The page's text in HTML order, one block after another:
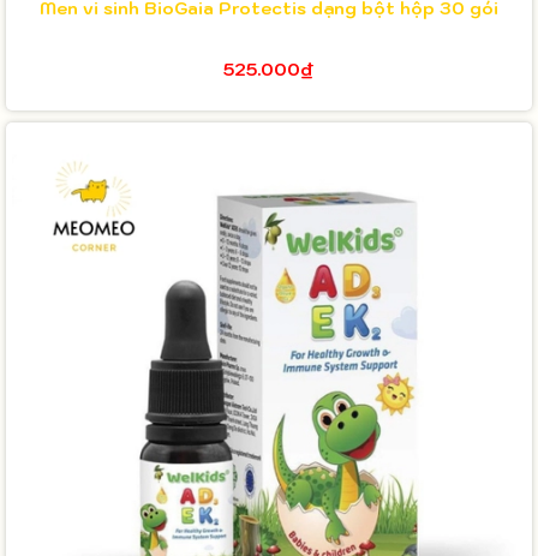
Men vi sinh BioGaia Protectis dạng bột hộp 30 gói
525.000₫